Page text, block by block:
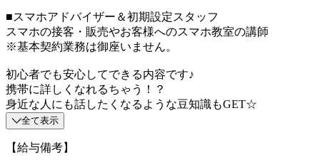
■スマホアドバイザー＆初期設定スタッフ
スマホの接客・販売やお客様へのスマホ教室の講師
※基本契約業務は御座いません。
初心者でも安心してできる内容です♪
携帯に詳しくなれるちゃう！？
身近な人にも話したくなるような豆知識もGET☆
全て表示
【給与備考】